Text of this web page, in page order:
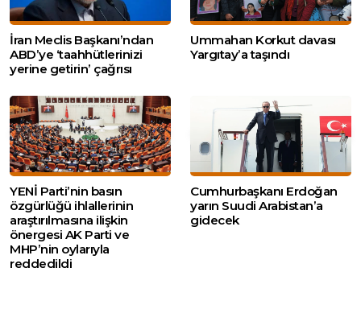
İran Meclis Başkanı’ndan
ABD’ye ‘taahhütlerinizi
yerine getirin’ çağrısı
Ummahan Korkut davası
Yargıtay’a taşındı
YENİ Parti’nin basın
özgürlüğü ihlallerinin
araştırılmasına ilişkin
önergesi AK Parti ve
MHP’nin oylarıyla
reddedildi
Cumhurbaşkanı Erdoğan
yarın Suudi Arabistan’a
gidecek